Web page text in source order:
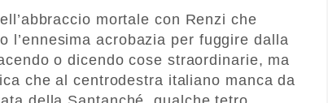
mortale con Renzi che
l’ennesima acrobazia per fuggire dalla
o dicendo cose straordinarie, ma
che al centrodestra italiano manca da